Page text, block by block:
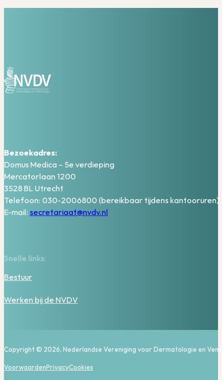
Bezoekadres:
Domus Medica – 5e verdieping
Mercatorlaan 1200
3528 BL Utrecht
Telefoon: 030-2006800 (bereikbaar tijdens kantooruren)
E-mail: secretariaat@nvdv.nl
Snelle links:
Bestuur
Werken bij de NVDV
Copyright © 2026, Nederlandse Vereniging voor Dermatologie en
VoorwaardenPrivacyCookies